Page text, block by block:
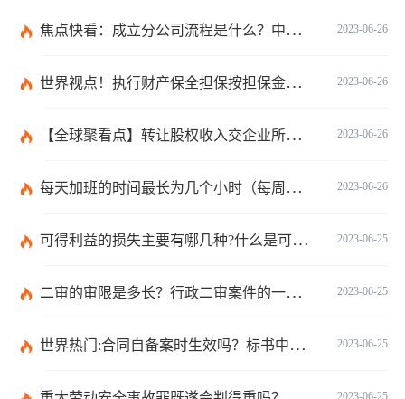
2023-06-26
焦点快看：成立分公司流程是什么？中华人民共和国公司登记管理条例第四十七条是什么？
2023-06-26
世界视点！执行财产保全担保按担保金额的1%收取吗？
2023-06-26
【全球聚看点】转让股权收入交企业所得税吗？企业所得税征税原则是什么？
2023-06-26
每天加班的时间最长为几个小时（每周加班不能超过多少小时）
2023-06-25
可得利益的损失主要有哪几种?什么是可得利益？|天天速读
2023-06-25
二审的审限是多长？行政二审案件的一般处理规则是什么?
2023-06-25
世界热门:合同自备案时生效吗？标书中的合同需要全部放上去吗？
2023-06-25